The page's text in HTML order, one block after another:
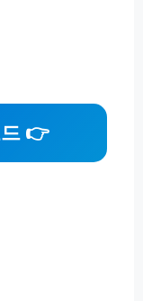
👉